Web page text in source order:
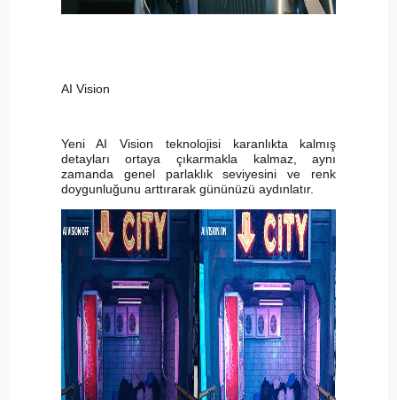
AI Vision
Yeni AI Vision teknolojisi karanlıkta kalmış
detayları ortaya çıkarmakla kalmaz, aynı
zamanda genel parlaklık seviyesini ve renk
doygunluğunu arttırarak gününüzü aydınlatır.